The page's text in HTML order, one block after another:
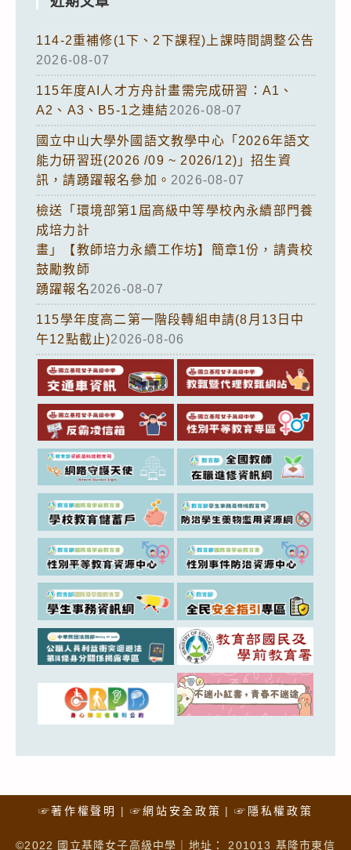
114-2重補修(1下、2下課程)上課時間調整公告
2026-08-07
115年度AI人才方舟計畫需完成研習：A1、
A2、A3、B5-1之連結2026-08-07
國立中山大學外國語文教學中心「2026年語文
能力研習班(2026 /09 ~ 2026/12)」招生資
訊，請踴躍報名參加。 2026-08-07
檢送「環境部第1屆高級中等學校內永續部門養
成培力計
畫」【教師培力永續工作坊】簡章1份，請貴校
鼓勵教師
踴躍報名2026-08-07
115學年度高二第一階段轉組申請(8月13日中
午12點截止)2026-08-06
☞著作權聲明 ☞網站安全政策 ☞隱私權政策
©2022 國立基隆女子高級中學｜地址： 201013 基隆市東信